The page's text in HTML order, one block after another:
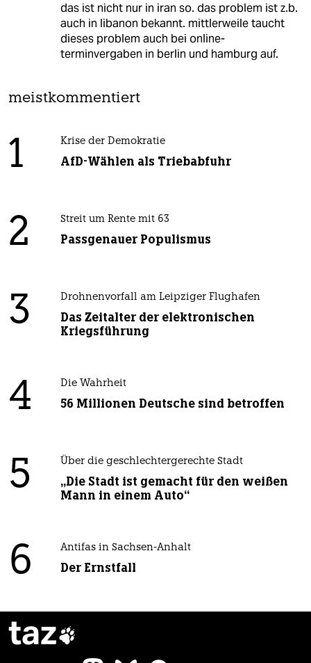
das ist nicht nur in iran so. das problem ist z.b.
auch in libanon bekannt. mittlerweile taucht
dieses problem auch bei online-
terminvergaben in berlin und hamburg auf.
meistkommentiert
1 Krise der Demokratie
AfD-Wählen als Triebabfuhr
2 Streit um Rente mit 63
Passgenauer Populismus
3 Drohnenvorfall am Leipziger Flughafen
Das Zeitalter der elektronischen
Kriegsführung
4 Die Wahrheit
56 Millionen Deutsche sind betroffen
5 Über die geschlechtergerechte Stadt
„Die Stadt ist gemacht für den weißen
Mann in einem Auto“
6 Antifas in Sachsen-Anhalt
Der Ernstfall
taz